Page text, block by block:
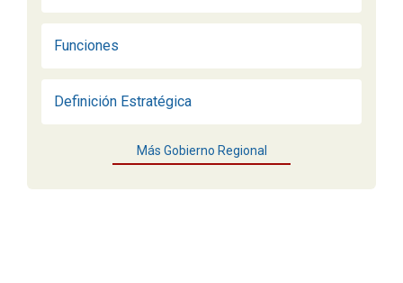
Funciones
Definición Estratégica
Más Gobierno Regional